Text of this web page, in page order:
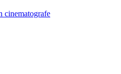
cinematografe